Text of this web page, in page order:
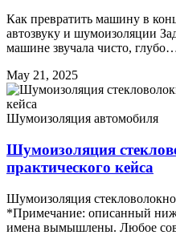
Как превратить машину в
автозвуку и шумоизоляции
машине звучала чисто,
May 21, 2025
Шумоизоляция автомобиля
Шумоизоляция
практического кейса
Шумоизоляция
*Примечание: описанный
имена вымышлены. Любое